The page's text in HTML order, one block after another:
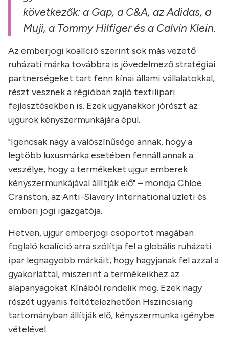
következők: a Gap, a C&A, az Adidas, a
Muji, a Tommy Hilfiger és a Calvin Klein.
Az emberjogi koalíció szerint sok más vezető
ruházati márka továbbra is jövedelmező stratégiai
partnerségeket tart fenn kínai állami vállalatokkal,
részt vesznek a régióban zajló textilipari
fejlesztésekben is. Ezek ugyanakkor jórészt az
ujgurok kényszermunkájára épül.
"Igencsak nagy a valószínűsége annak, hogy a
legtöbb luxusmárka esetében fennáll annak a
veszélye, hogy a termékeket ujgur emberek
kényszermunkájával állítják elő" – mondja Chloe
Cranston, az Anti-Slavery International üzleti és
emberi jogi igazgatója.
Hetven, ujgur emberjogi csoportot magában
foglaló koalíció arra szólítja fel a globális ruházati
ipar legnagyobb márkáit, hogy hagyjanak fel azzal a
gyakorlattal, miszerint a termékeikhez az
alapanyagokat Kínából rendelik meg. Ezek nagy
részét ugyanis feltételezhetően Hszincsiang
tartományban állítják elő, kényszermunka igénybe
vételével.